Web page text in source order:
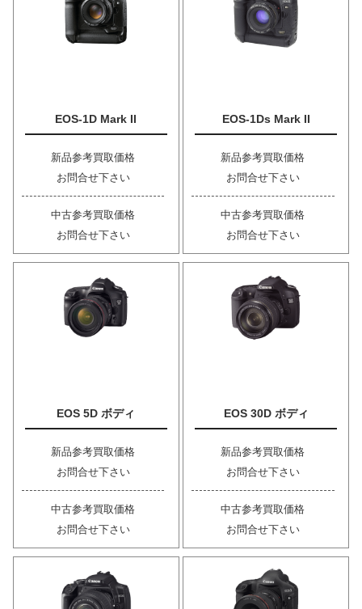
EOS-1D Mark II
新品参考買取価格
お問合せ下さい
中古参考買取価格
お問合せ下さい
EOS-1Ds Mark II
新品参考買取価格
お問合せ下さい
中古参考買取価格
お問合せ下さい
EOS 5D ボディ
新品参考買取価格
お問合せ下さい
中古参考買取価格
お問合せ下さい
EOS 30D ボディ
新品参考買取価格
お問合せ下さい
中古参考買取価格
お問合せ下さい